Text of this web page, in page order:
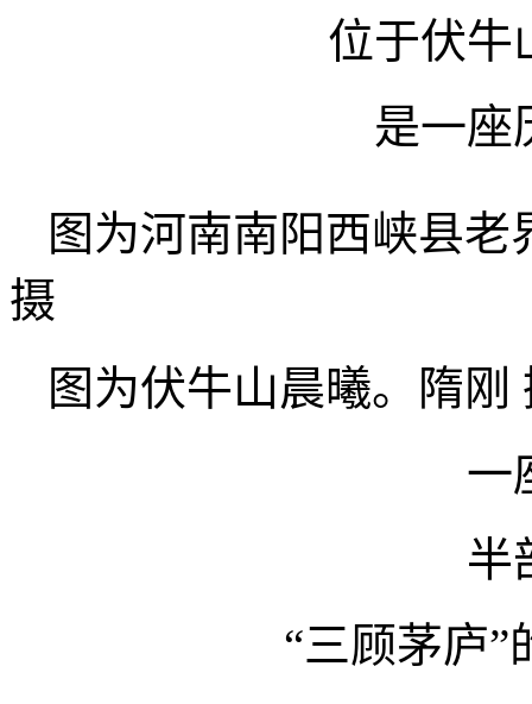
位于伏牛
是一座
图为河南南阳西峡县
摄
图为伏牛山晨曦。隋
一
半
“三顾茅庐”